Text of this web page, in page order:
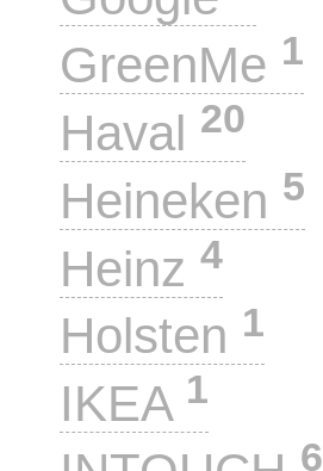
GreenMe 1
Haval 20
Heineken 5
Heinz 4
Holsten 1
IKEA 1
6